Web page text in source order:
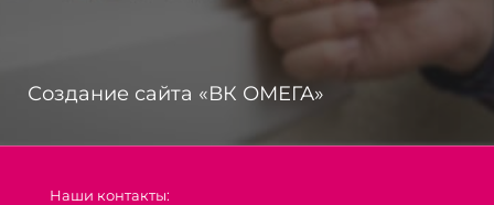
Создание сайта «ВК ОМЕГА»
Наши контакты: